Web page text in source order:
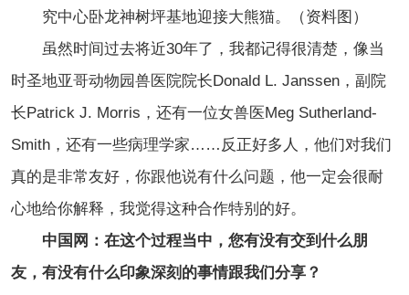
究中心卧龙神树坪基地迎接大熊猫。（资料图）
虽然时间过去将近30年了，我都记得很清楚，像当
时圣地亚哥动物园兽医院院长Donald L. Janssen，副院
长Patrick J. Morris，还有一位女兽医Meg Sutherland-
Smith，还有一些病理学家……反正好多人，他们对我们
真的是非常友好，你跟他说有什么问题，他一定会很耐
心地给你解释，我觉得这种合作特别的好。
中国网：在这个过程当中，您有没有交到什么朋
友，有没有什么印象深刻的事情跟我们分享？